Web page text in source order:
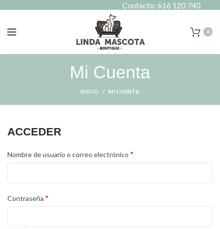
0
Mi Cuenta
INICIO MI CUENTA
ACCEDER
Nombre de usuario o correo electrónico *
Contraseña *
Contacto: 616 120 740